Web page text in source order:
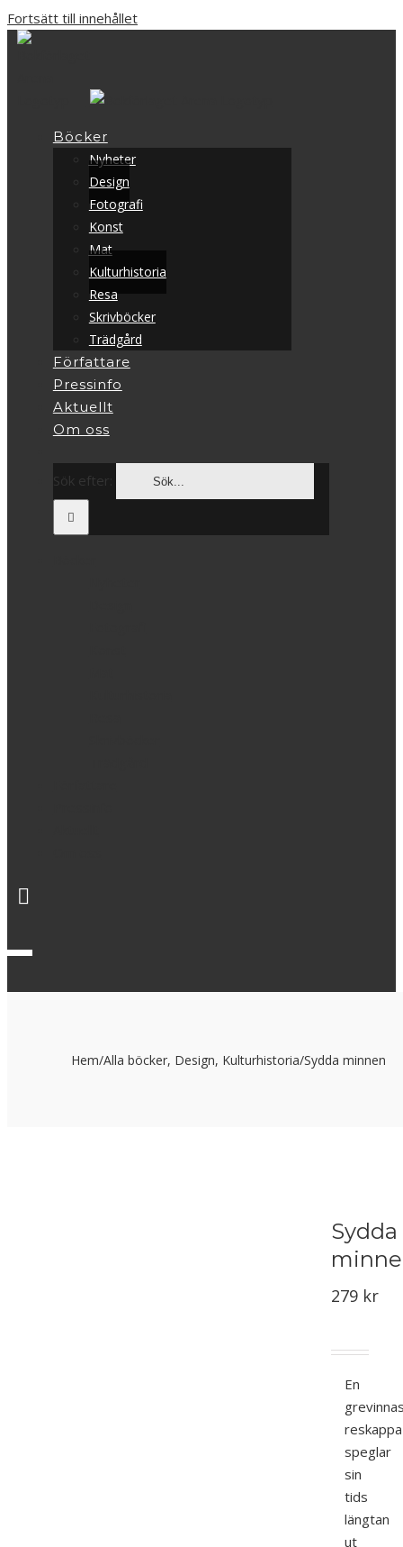
Fortsätt till innehållet
Böcker
Nyheter
Design
Fotografi
Konst
Mat
Kulturhistoria
Resa
Skrivböcker
Trädgård
Författare
Pressinfo
Aktuellt
Om oss
Sök efter:
Hem/Alla böcker, Design, Kulturhistoria/Sydda minnen
Sydda
279 kr
En
reskappa
speglar
sin
tids
längtan
ut